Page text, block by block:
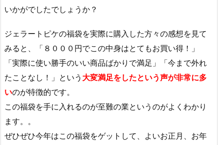
いかがでしたでしょうか？
ジェラートピケの福袋を実際に購入した方々の感想を見て
みると、「８０００円でこの中身はとてもお買い得！」
「実際に使い勝手のいい商品ばかりで満足」「今まで外れ
たことなし！」という 大変満足をしたという声が非常に多
いのが特徴的です。
この福袋を手に入れるのが至難の業というのがよくわかり
ます。。
ぜひぜひ今年はこの福袋をゲットして、よいお正月、お年